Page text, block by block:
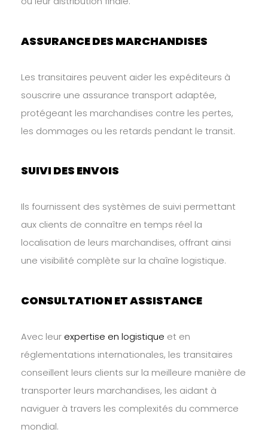
ASSURANCE DES MARCHANDISES
Les transitaires peuvent aider les expéditeurs à
souscrire une assurance transport adaptée,
protégeant les marchandises contre les pertes,
les dommages ou les retards pendant le transit.
SUIVI DES ENVOIS
Ils fournissent des systèmes de suivi permettant
aux clients de connaître en temps réel la
localisation de leurs marchandises, offrant ainsi
une visibilité complète sur la chaîne logistique.
CONSULTATION ET ASSISTANCE
Avec leur expertise en logistique et en
réglementations internationales, les transitaires
conseillent leurs clients sur la meilleure manière de
transporter leurs marchandises, les aidant à
naviguer à travers les complexités du commerce
mondial.